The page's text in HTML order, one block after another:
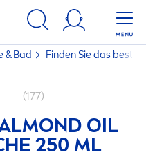
& Bad Finden Sie das beste
(177)
OIL
250 ML